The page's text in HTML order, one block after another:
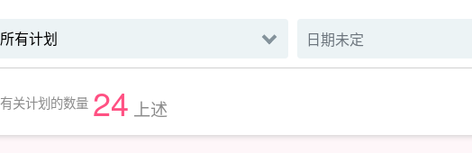
有关计划的数量 24 上述